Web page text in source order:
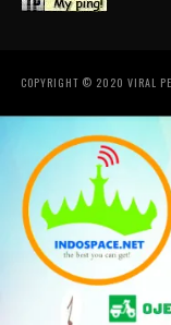
COPYRIGHT © 2020 VIRAL